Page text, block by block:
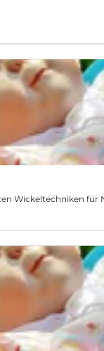
Wickeltechniken für